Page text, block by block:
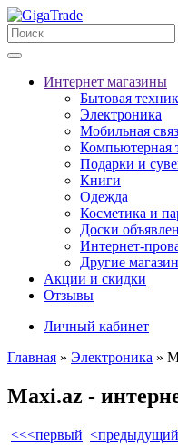
Интернет магазины
Бытовая
Электроника
Мобильная
Компьютерная
Подарки и
Книги
Одежда
Косметика и
Доски
Интернет-
Другие
Акции и скидки
Отзывы
Личный кабинет
Главная » Электроника »
Maxi.az -
<<<первый <предыдущий